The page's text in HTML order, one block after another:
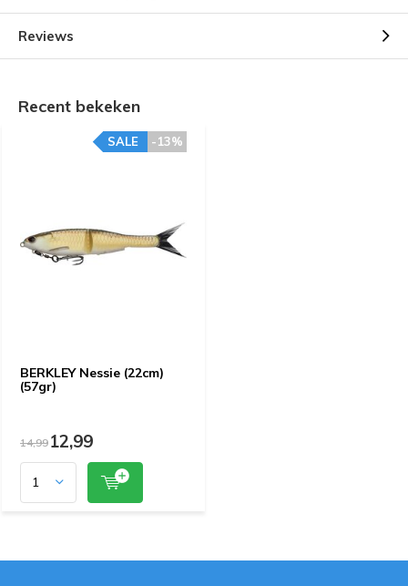
Reviews
Recent bekeken
BERKLEY Nessie (22cm)
(57gr)
-13%
SALE
14,9912,99